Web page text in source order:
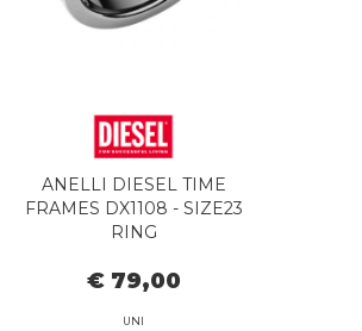
ANELLI DIESEL TIME
FRAMES DX1108 - SIZE23
RING
€ 79,00
UNI